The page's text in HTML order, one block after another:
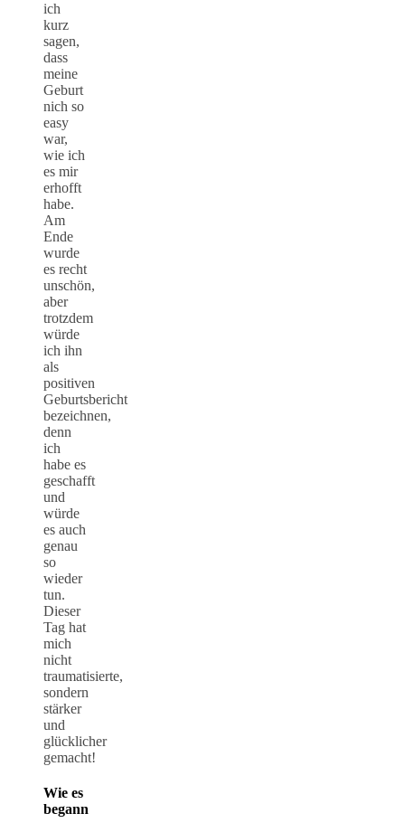
ich
kurz
sagen,
dass
meine
Geburt
nich so
easy
war,
wie ich
es mir
erhofft
habe.
Am
Ende
wurde
es recht
unschön,
aber
trotzdem
würde
ich ihn
als
positiven
Geburtsbericht
bezeichnen,
denn
ich
habe es
geschafft
und
würde
es auch
genau
so
wieder
tun.
Dieser
Tag hat
mich
nicht
traumatisierte,
sondern
stärker
und
glücklicher
gemacht!
Wie es
begann